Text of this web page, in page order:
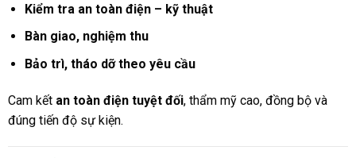
Kiểm tra an toàn điện – kỹ thuật
Bàn giao, nghiệm thu
Bảo trì, tháo dỡ theo yêu cầu
Cam kết an toàn điện tuyệt đối, thẩm mỹ cao, đồng bộ và
đúng tiến độ sự kiện.